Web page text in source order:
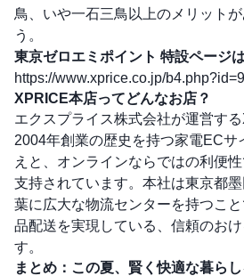
鳥、いや一石三鳥以上のメリット
う。
東京ゼロエミポイント 特設ページ
https://www.xprice.co.jp/
XPRICE本店ってどんなお店？
エクスプライス株式会社が運営する
2004年創業の歴史を持つ家電ECサ
えと、オンラインならではの利便
支持されています。本社は東京都
葉に広大な物流センターを持つこ
品配送を実現している、信頼のお
す。
まとめ：この夏、賢く快適な暮ら